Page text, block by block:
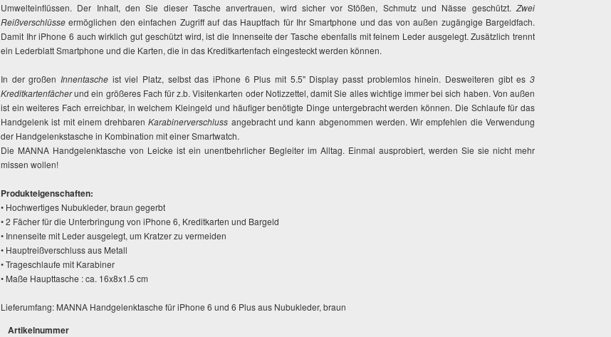
Umwelteinflüssen. Der Inhalt, den Sie dieser Tasche anvertrauen, wird sicher vor Stößen, Schmutz und Nässe geschützt. Zwei
Reißverschlüsse ermöglichen den einfachen Zugriff auf das Hauptfach für Ihr Smartphone und das von außen zugängige Bargeldfach.
Damit Ihr iPhone 6 auch wirklich gut geschützt wird, ist die Innenseite der Tasche ebenfalls mit feinem Leder ausgelegt. Zusätzlich trennt
ein Lederblatt Smartphone und die Karten, die in das Kreditkartenfach eingesteckt werden können.
In der großen Innentasche ist viel Platz, selbst das iPhone 6 Plus mit 5.5" Display passt problemlos hinein. Desweiteren gibt es 3
Kreditkartenfächerund ein größeres Fach für z.b. Visitenkarten oder Notizzettel, damit Sie alles wichtige immer bei sich haben. Von außen
ist ein weiteres Fach erreichbar, in welchem Kleingeld und häufiger benötigte Dinge untergebracht werden können. Die Schlaufe für das
Handgelenk ist mit einem drehbarenKarabinerverschluss angebracht und kann abgenommen werden. Wir empfehlen die Verwendung
der Handgelenkstasche in Kombination mit einer Smartwatch.
Die MANNA Handgelenktasche von Leicke ist ein unentbehrlicher Begleiter im Alltag. Einmal ausprobiert, werden Sie sie nicht mehr
missen wollen!
Produkteigenschaften:
• Hochwertiges Nubukleder, braun gegerbt
• 2 Fächer für die Unterbringung von iPhone 6, Kreditkarten und Bargeld
• Innenseite mit Leder ausgelegt, um Kratzer zu vermeiden
• Hauptreißverschluss aus Metall
• Trageschlaufe mit Karabiner
• Maße Haupttasche : ca. 16x8x1.5 cm
Lieferumfang: MANNA Handgelenktasche für iPhone 6 und 6 Plus aus Nubukleder, braun
Artikelnummer